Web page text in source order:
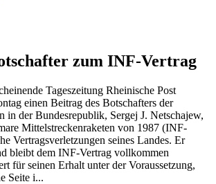
zum INF-Vertrag
Tageszeitung Rheinische Post
einen Beitrag des Botschafters der
in der Bundesrepublik, Sergej J. Netschajew,
Mittelstreckenraketen von 1987 (INF-
Vertragsverletzungen seines Landes. Er
bleibt dem INF-Vertrag vollkommen
für seinen Erhalt unter der Voraussetzung,
Seite i...